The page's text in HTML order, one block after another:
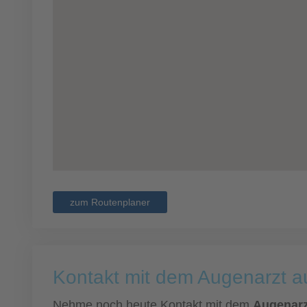
zum Routenplaner
Kontakt mit dem Augenarzt